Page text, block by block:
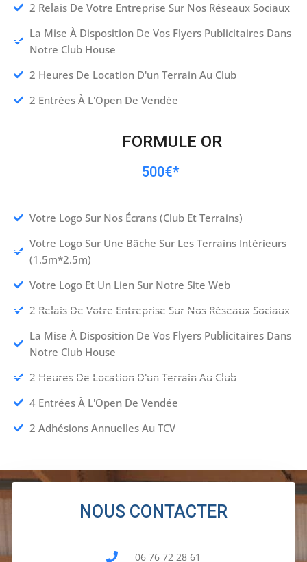
2 Relais De Votre Entreprise Sur Nos Réseaux Sociaux
La Mise À Disposition De Vos Flyers Publicitaires Dans
Notre Club House
2 Heures De Location D'un Terrain Au Club
2 Entrées À L'Open De Vendée
FORMULE OR
500€*
Votre Logo Sur Nos Écrans (club Et Terrains)
Votre Logo Sur Une Bâche Sur Les Terrains Intérieurs
(1.5m*2.5m)
Votre Logo Et Un Lien Sur Notre Site Web
2 Relais De Votre Entreprise Sur Nos Réseaux Sociaux
La Mise À Disposition De Vos Flyers Publicitaires Dans
Notre Club House
2 Heures De Location D'un Terrain Au Club
4 Entrées À L'Open De Vendée
2 Adhésions Annuelles Au TCV
NOUS CONTACTER
06 76 72 28 61